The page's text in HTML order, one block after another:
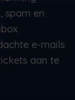
spam en
e-mails
aan te